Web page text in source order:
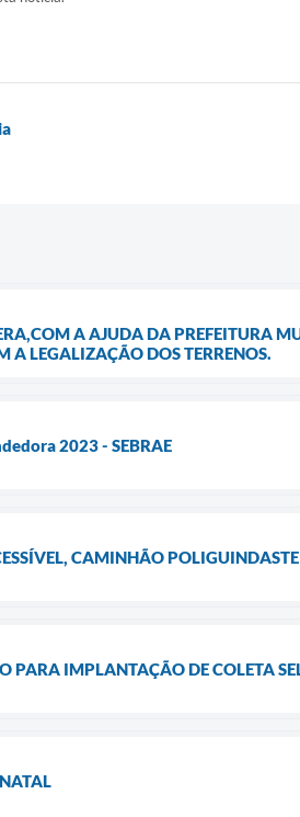
A AJUDA DA PREFEITURA
A LEGALIZAÇÃO DOS TERRENOS.
2023 - SEBRAE
CAMINHÃO
PARA IMPLANTAÇÃO DE COLETA